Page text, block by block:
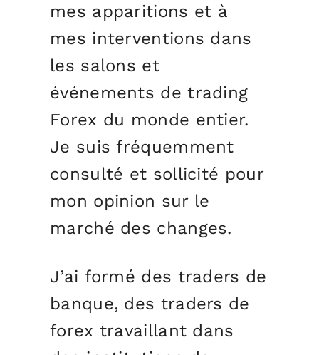
mes apparitions et à
mes interventions dans
les salons et
événements de trading
Forex du monde entier.
Je suis fréquemment
consulté et sollicité pour
mon opinion sur le
marché des changes.
J’ai formé des traders de
banque, des traders de
forex travaillant dans